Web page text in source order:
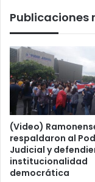
según
Publicaciones
(Video)
respaldaron al
Judicial y
institucionalidad
democrática